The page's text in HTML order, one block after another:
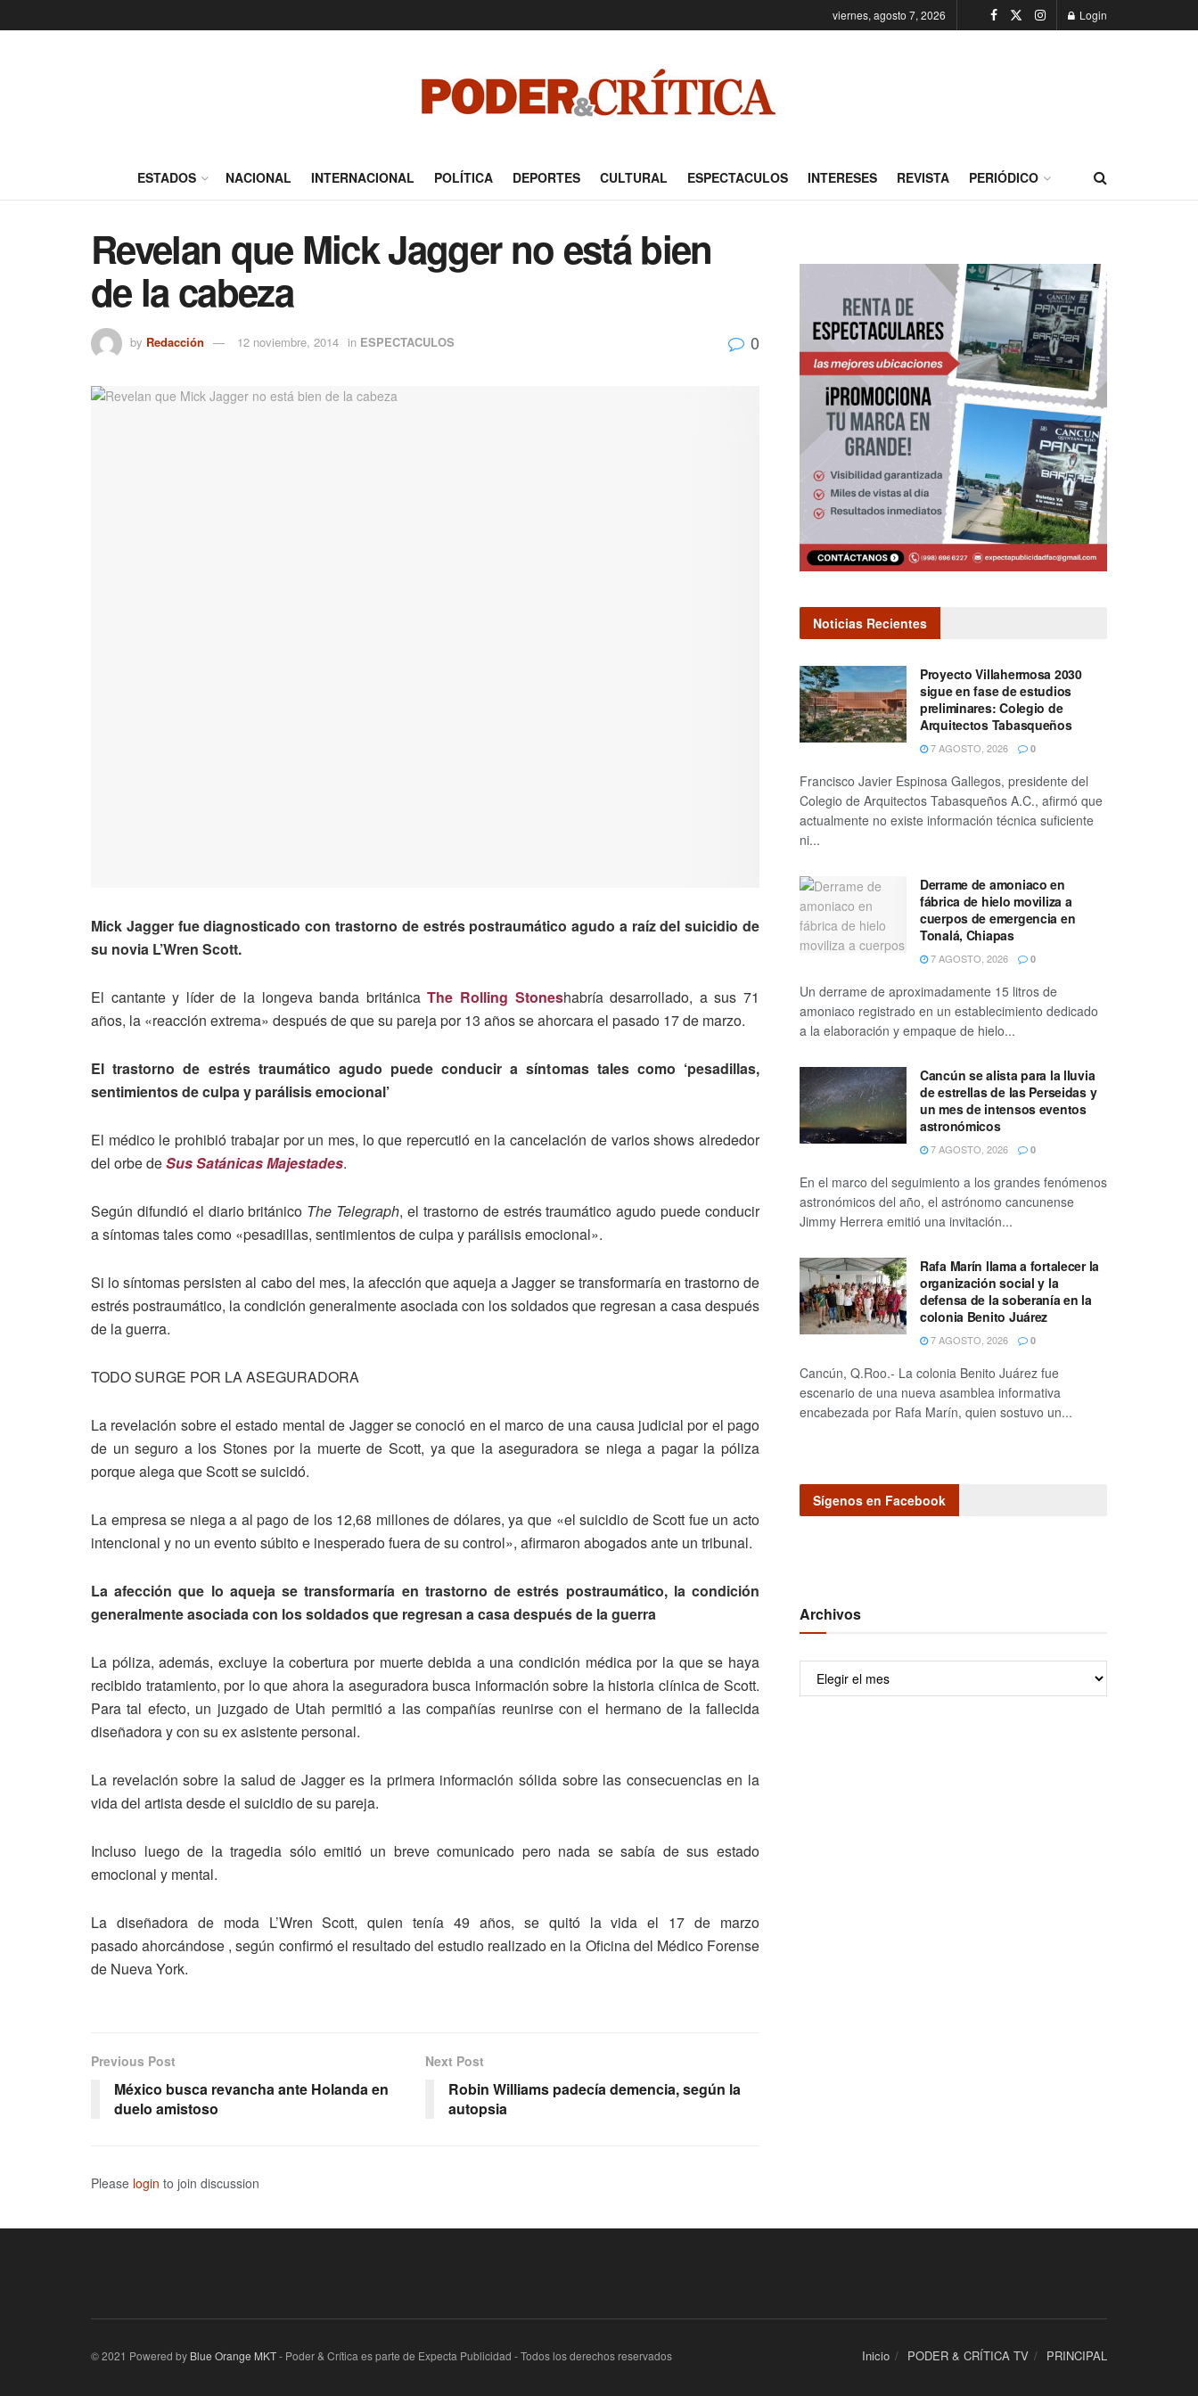
viernes, agosto 7, 2026 Login
ESTADOS NACIONAL INTERNACIONAL POLÍTICA DEPORTES CULTURAL ESPECTACULOS INTERESES REVISTA PERIÓDICO
Revelan que Mick Jagger no está bien
de la cabeza
by Redacción 12 noviembre, 2014 in ESPECTACULOS 0
Mick Jagger fue diagnosticado con trastorno de estrés postraumático agudo a raíz del suicidio de
su novia L’Wren Scott.
El cantante y líder de la longeva banda británica The Rolling Stoneshabría desarrollado, a sus 71
años, la «reacción extrema» después de que su pareja por 13 años se ahorcara el pasado 17 de marzo.
El trastorno de estrés traumático agudo puede conducir a síntomas tales como ‘pesadillas,
sentimientos de culpa y parálisis emocional’
El médico le prohibió trabajar por un mes, lo que repercutió en la cancelación de varios shows alrededor
del orbe deSus Satánicas Majestades.
Según difundió el diario británico The Telegraph, el trastorno de estrés traumático agudo puede conducir
a síntomas tales como «pesadillas, sentimientos de culpa y parálisis emocional».
Si lo síntomas persisten al cabo del mes, la afección que aqueja a Jagger se transformaría en trastorno de
estrés postraumático, la condición generalmente asociada con los soldados que regresan a casa después
de la guerra.
TODO SURGE POR LA ASEGURADORA
La revelación sobre el estado mental de Jagger se conoció en el marco de una causa judicial por el pago
de un seguro a los Stones por la muerte de Scott, ya que la aseguradora se niega a pagar la póliza
porque alega que Scott se suicidó.
La empresa se niega a al pago de los 12,68 millones de dólares, ya que «el suicidio de Scott fue un acto
intencional y no un evento súbito e inesperado fuera de su control», afirmaron abogados ante un tribunal.
La afección que lo aqueja se transformaría en trastorno de estrés postraumático, la condición
generalmente asociada con los soldados que regresan a casa después de la guerra
La póliza, además, excluye la cobertura por muerte debida a una condición médica por la que se haya
recibido tratamiento, por lo que ahora la aseguradora busca información sobre la historia clínica de Scott.
Para tal efecto, un juzgado de Utah permitió a las compañías reunirse con el hermano de la fallecida
diseñadora y con su ex asistente personal.
La revelación sobre la salud de Jagger es la primera información sólida sobre las consecuencias en la
vida del artista desde el suicidio de su pareja.
Incluso luego de la tragedia sólo emitió un breve comunicado pero nada se sabía de sus estado
emocional y mental.
La diseñadora de moda L’Wren Scott, quien tenía 49 años, se quitó la vida el 17 de marzo
pasado ahorcándose , según confirmó el resultado del estudio realizado en la Oficina del Médico Forense
de Nueva York.
Previous Post
México busca revancha ante Holanda en
duelo amistoso
Next Post
Robin Williams padecía demencia, según la
autopsia
Please login to join discussion
Noticias Recientes
Proyecto Villahermosa 2030
sigue en fase de estudios
preliminares: Colegio de
Arquitectos Tabasqueños
7 AGOSTO, 2026 0
Francisco Javier Espinosa Gallegos, presidente del
Colegio de Arquitectos Tabasqueños A.C., afirmó que
actualmente no existe información técnica suficiente
ni...
Derrame de amoniaco en
fábrica de hielo moviliza a
cuerpos de emergencia en
Tonalá, Chiapas
7 AGOSTO, 2026 0
Un derrame de aproximadamente 15 litros de
amoniaco registrado en un establecimiento dedicado
a la elaboración y empaque de hielo...
Cancún se alista para la lluvia
de estrellas de las Perseidas y
un mes de intensos eventos
astronómicos
7 AGOSTO, 2026 0
En el marco del seguimiento a los grandes fenómenos
astronómicos del año, el astrónomo cancunense
Jimmy Herrera emitió una invitación...
Rafa Marín llama a fortalecer la
organización social y la
defensa de la soberanía en la
colonia Benito Juárez
7 AGOSTO, 2026 0
Cancún, Q.Roo.- La colonia Benito Juárez fue
escenario de una nueva asamblea informativa
encabezada por Rafa Marín, quien sostuvo un...
Sígenos en Facebook
Archivos
Archivos
Inicio PODER & CRÍTICA TV PRINCIPAL
© 2021 Powered by Blue Orange MKT- Poder & Crítica es parte de Expecta Publicidad - Todos los derechos reservados